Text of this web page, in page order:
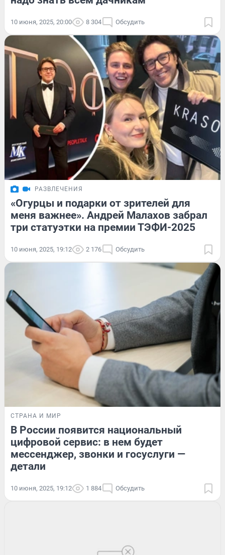
10 июня, 2025, 20:00 8 304 Обсудить
РАЗВЛЕЧЕНИЯ
«Огурцы и подарки от зрителей для
меня важнее». Андрей Малахов забрал
три статуэтки на премии ТЭФИ-2025
10 июня, 2025, 19:12 2 176 Обсудить
СТРАНА И МИР
В России появится национальный
цифровой сервис: в нем будет
мессенджер, звонки и госуслуги —
детали
10 июня, 2025, 19:12 1 884 Обсудить